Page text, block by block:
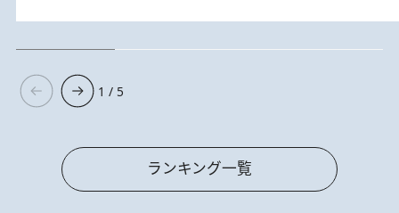
1 / 5
ランキング一覧